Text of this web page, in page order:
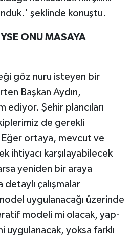
şeklinde konuştu.
ONU MASAYA
göz nuru isteyen bir
Başkan Aydın,
ediyor. Şehir plancıları
de gerekli
ortaya, mevcut ve
ihtiyacı karşılayabilecek
yeniden bir araya
detaylı çalışmalar
uygulanacağı üzerinde
modeli mi olacak, yap-
yoksa farklı